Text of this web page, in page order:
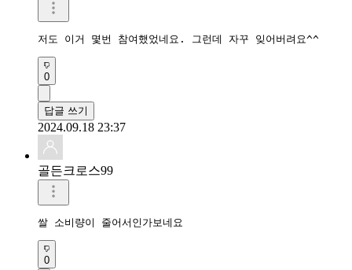
저도 이거 몇번 참여했었네요. 그런데 자꾸 잊어버려요^^
0
답글 쓰기
2024.09.18 23:37
골든크로스99
쌀 소비량이 줄어서인가보네요
0